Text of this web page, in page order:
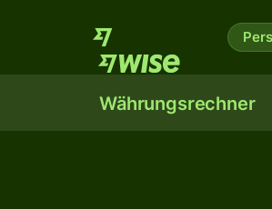
Währungsrechner